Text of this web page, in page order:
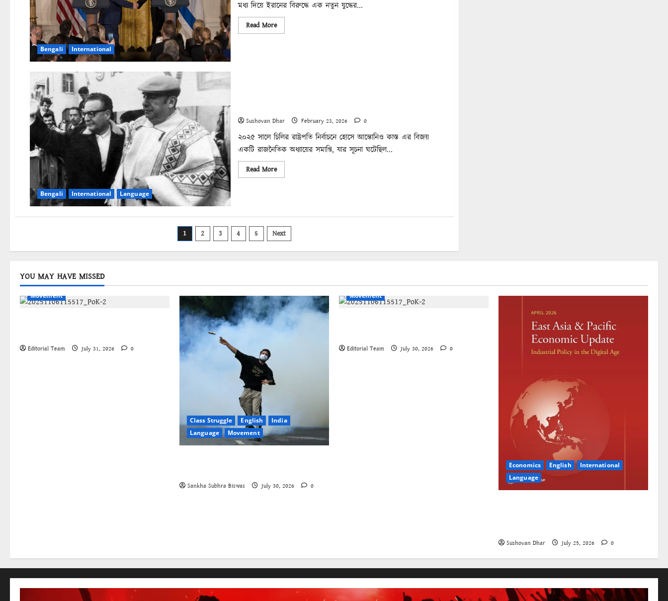
Bengali International
মধ্য দিয়ে ইরানের বিরুদ্ধে এক নতুন যুদ্ধের...
Read MoreRead
more
Bengali International Language
Sushovan Dhar February 23, 2026 0
২০২৫ সালে চিলির রাষ্ট্রপতি নির্বাচনে হোসে আন্তোনিও কাস্ত এর বিজয়
একটি রাজনৈতিক অধ্যায়ের সমাপ্তি, যার সূচনা ঘটেছিল...
Read MoreRead
more
চিলির
অভিজ্ঞতা
Posts
pagination
1 2 3 4 5 Next
YOU MAY HAVE MISSED
Bengali International
Kashmir
Movement
Editorial Team July 31, 2026 0
Class Struggle English
India
Language
Movement
Sankha Subhra Biswas July 30, 2026 0
English International
Kashmir
Movement
Editorial Team July 30, 2026 0
Economics English
International
Language
Sushovan Dhar July 25, 2026 0